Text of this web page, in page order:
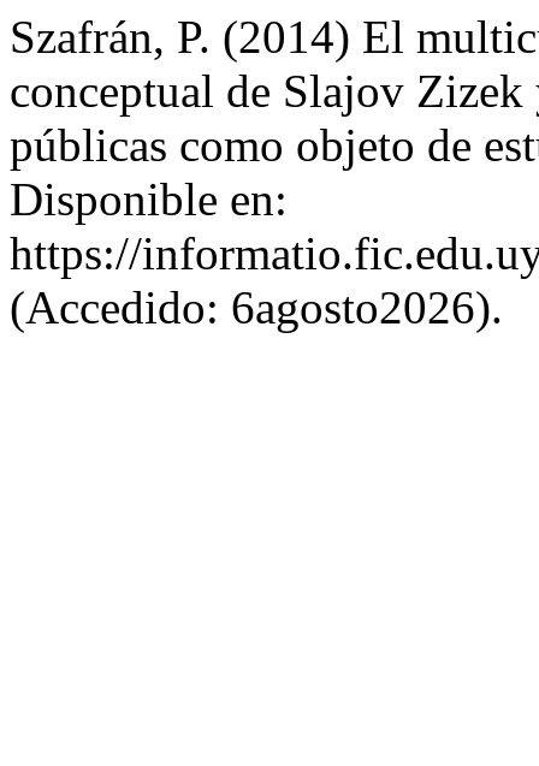
Szafrán, P. (2014) El
conceptual de Slajov
públicas como objeto de
Disponible en:
https://
(Accedido: 6agosto2026).